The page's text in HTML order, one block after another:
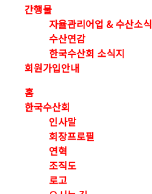
간행물
자율관리어업 & 수산소식
수산연감
한국수산회 소식지
회원가입안내
홈
한국수산회
인사말
회장프로필
연혁
조직도
로고